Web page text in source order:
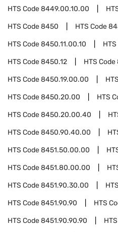
HTS Code8449.00.10.00
HTS Code8450 HTS Code
HTS Code8450.11.00.10
HTS Code8450.12 HTS Code
HTS Code8450.19.00.00
HTS Code8450.20.00 HTS
HTS Code8450.20.00.40
HTS Code8450.90.40.00
HTS Code8451.50.00.00
HTS Code8451.80.00.00
HTS Code8451.90.30.00
HTS Code8451.90.90 HTS
HTS Code8451.90.90.90